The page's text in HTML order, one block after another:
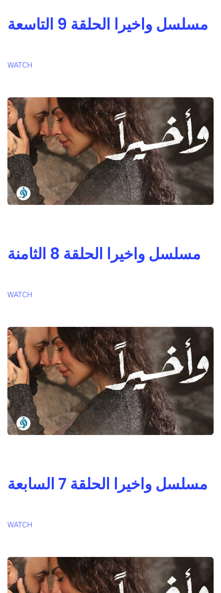
مسلسل واخيرا الحلقة 9 التاسعة
WATCH
مسلسل واخيرا الحلقة 8 الثامنة
WATCH
مسلسل واخيرا الحلقة 7 السابعة
WATCH